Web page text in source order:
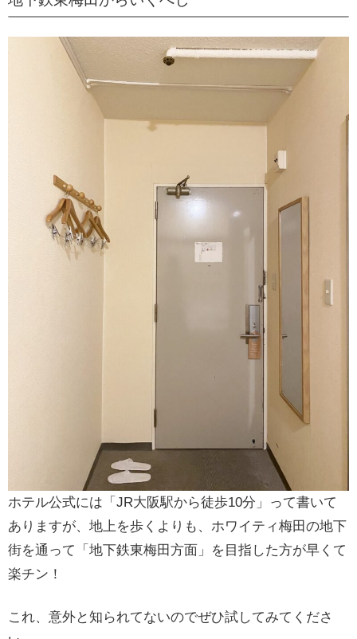
ホテル公式には「JR大阪駅から徒歩10分」って書いて
ありますが、地上を歩くよりも、ホワイティ梅田の地下
街を通って「地下鉄東梅田方面」を目指した方が早くて
楽チン！
これ、意外と知られてないのでぜひ試してみてくださ